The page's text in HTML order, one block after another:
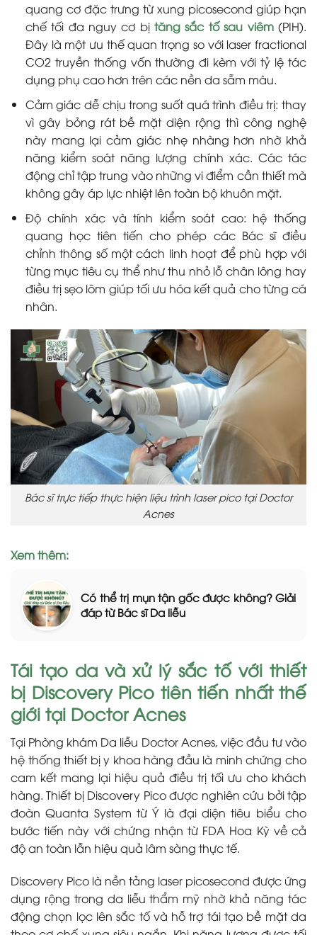
quang cơ đặc trưng từ xung picosecond giúp hạn
chế tối đa nguy cơ bịtăng sắc tố sau viêm(PIH).
Đây là một ưu thế quan trọng so với laser fractional
CO2 truyền thống vốn thường đi kèm với tỷ lệ tác
dụng phụ cao hơn trên các nền da sẫm màu.
Cảm giác dễ chịu trong suốt quá trình điều trị: thay
vì gây bỏng rát bề mặt diện rộng thì công nghệ
này mang lại cảm giác nhẹ nhàng hơn nhờ khả
năng kiểm soát năng lượng chính xác. Các tác
động chỉ tập trung vào những vi điểm cần thiết mà
không gây áp lực nhiệt lên toàn bộ khuôn mặt.
Độ chính xác và tính kiểm soát cao: hệ thống
quang học tiên tiến cho phép các Bác sĩ điều
chỉnh thông số một cách linh hoạt để phù hợp với
từng mục tiêu cụ thể như thu nhỏ lỗ chân lông hay
điều trị sẹo lõm giúp tối ưu hóa kết quả cho từng cá
nhân.
Bác sĩ trực tiếp thực hiện liệu trình laser pico tại Doctor
Acnes
Xem thêm:
Có thể trị mụn tận gốc được không? Giải
đáp từ Bác sĩ Da liễu
Tái tạo da và xử lý sắc tố với thiết
bị Discovery Pico tiên tiến nhất thế
giới tại Doctor Acnes
Tại Phòng khám Da liễu Doctor Acnes, việc đầu tư vào
hệ thống thiết bị y khoa hàng đầu là minh chứng cho
cam kết mang lại hiệu quả điều trị tối ưu cho khách
hàng. Thiết bị Discovery Pico được nghiên cứu bởi tập
đoàn Quanta System từ Ý là đại diện tiêu biểu cho
bước tiến này với chứng nhận từ FDA Hoa Kỳ về cả
độ an toàn lẫn hiệu quả lâm sàng thực tế.
Discovery Pico là nền tảng laser picosecond được ứng
dụng rộng trong da liễu thẩm mỹ nhờ khả năng tác
động chọn lọc lên sắc tố và hỗ trợ tái tạo bề mặt da